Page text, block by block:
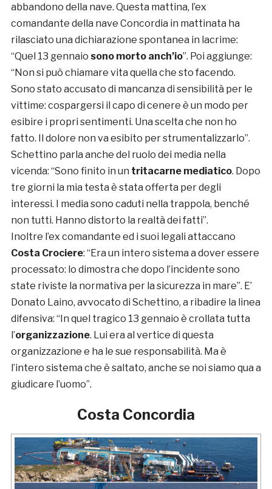
abbandono della nave. Questa mattina, l’ex
comandante della nave Concordia in mattinata ha
rilasciato una dichiarazione spontanea in lacrime:
“Quel 13 gennaio sono morto anch’io”. Poi aggiunge:
“Non si può chiamare vita quella che sto facendo.
Sono stato accusato di mancanza di sensibilità per le
vittime: cospargersi il capo di cenere è un modo per
esibire i propri sentimenti. Una scelta che non ho
fatto. Il dolore non va esibito per strumentalizzarlo”.
Schettino parla anche del ruolo dei media nella
vicenda: “Sono finito in un tritacarne mediatico. Dopo
tre giorni la mia testa è stata offerta per degli
interessi. I media sono caduti nella trappola, benché
non tutti. Hanno distorto la realtà dei fatti”.
Inoltre l’ex comandante ed i suoi legali attaccano
Costa Crociere: “Era un intero sistema a dover essere
processato: lo dimostra che dopo l’incidente sono
state riviste la normativa per la sicurezza in mare”. E’
Donato Laino, avvocato di Schettino, a ribadire la linea
difensiva: “In quel tragico 13 gennaio è crollata tutta
l’organizzazione. Lui era al vertice di questa
organizzazione e ha le sue responsabilità. Ma è
l’intero sistema che è saltato, anche se noi siamo qua a
giudicare l’uomo”.
Costa Concordia